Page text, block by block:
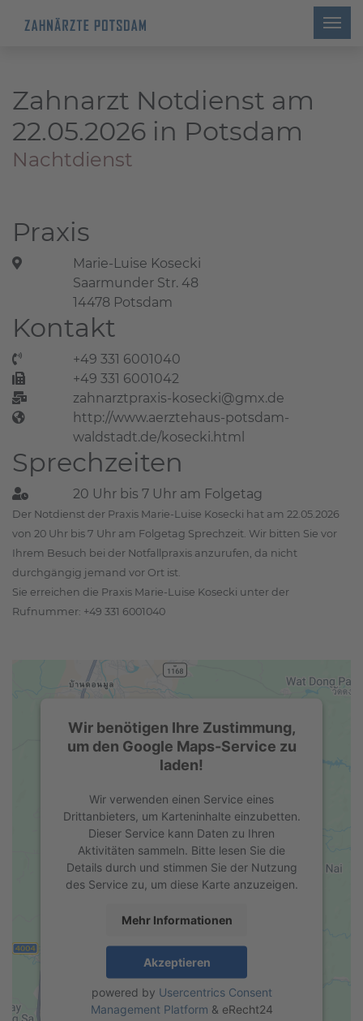
Zahnarzt Notdienst am
22.05.2026 in Potsdam
Nachtdienst
Praxis
Marie-Luise Kosecki
Saarmunder Str. 48
14478 Potsdam
Kontakt
+49 331 6001040
+49 331 6001042
zahnarztpraxis-kosecki@gmx.de
http://www.aerztehaus-potsdam-
waldstadt.de/kosecki.html
Sprechzeiten
20 Uhr bis 7 Uhr am Folgetag
Der Notdienst der Praxis Marie-Luise Kosecki hat am 22.05.2026
von 20 Uhr bis 7 Uhr am Folgetag Sprechzeit. Wir bitten Sie vor
Ihrem Besuch bei der Notfallpraxis anzurufen, da nicht
durchgängig jemand vor Ort ist.
Sie erreichen die Praxis Marie-Luise Kosecki unter der
Rufnummer: +49 331 6001040
Wir benötigen Ihre Zustimmung,
um den Google Maps-Service zu
laden!
Wir verwenden einen Service eines
Drittanbieters, um Karteninhalte einzubetten.
Dieser Service kann Daten zu Ihren
Aktivitäten sammeln. Bitte lesen Sie die
Details durch und stimmen Sie der Nutzung
des Service zu, um diese Karte anzuzeigen.
Mehr Informationen
Akzeptieren
powered by Usercentrics Consent
Management Platform & eRecht24